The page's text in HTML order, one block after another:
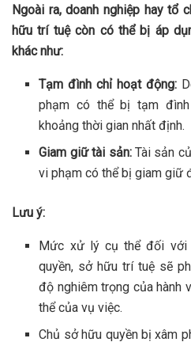
Ngoài ra, doanh nghiệp hay tổ
hữu trí tuệ còn có thể bị áp
khác như:
Tạm đình chỉ hoạt động:
phạm có thể bị tạm
khoảng thời gian nhất định.
Giam giữ tài sản:Tài sản
vi phạm có thể bị giam giữ
Lưu ý:
Mức xử lý cụ thể đối với
quyền, sở hữu trí tuệ sẽ
độ nghiêm trọng của hành
thể của vụ việc.
Chủ sở hữu quyền bị xâm